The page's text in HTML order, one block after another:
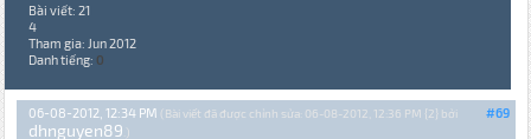
Bài viết: 21
4
Tham gia: Jun 2012
Danh tiếng: 0
#69
06-08-2012, 12:34 PM (Bài viết đã được chỉnh sửa: 06-08-2012, 12:36 PM {2} bởi
dhnguyen89 .)